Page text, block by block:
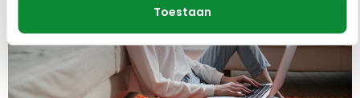
Toestaan